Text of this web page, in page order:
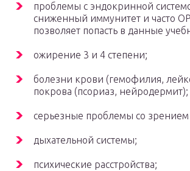
проблемы с эндокринной
сниженный иммунитет и часто
позволяет попасть в данные
ожирение 3 и 4 степени;
болезни крови (гемофилия,
покрова (псориаз, нейродермит);
серьезные проблемы со зрением
дыхательной системы;
психические расстройства;